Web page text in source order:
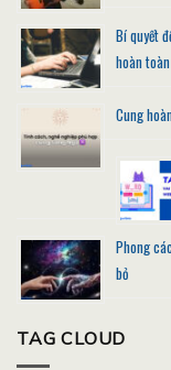
Bí quyết
hoàn
Cung
Phong
bỏ
TAG CLOUD